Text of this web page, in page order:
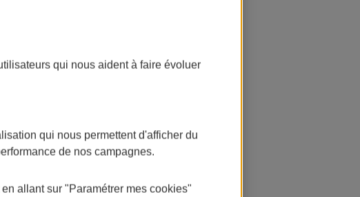
qui nous aident à faire évoluer
qui nous permettent d'afficher du
de nos campagnes.
allant sur "Paramétrer mes cookies"